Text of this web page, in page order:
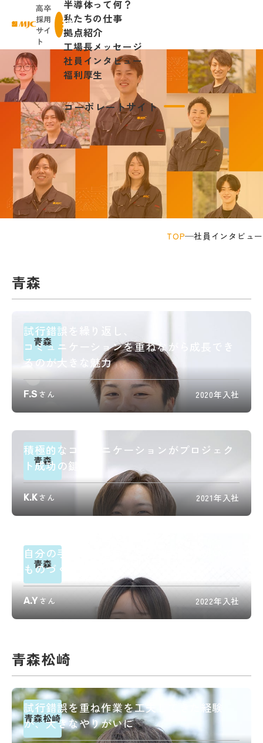
株式会社日本マイクロニクス
高卒
採用
サイ
ト
menu
半導体って何？
私たちの仕事
拠点紹介
工場長メッセージ
社員インタビュー
福利厚生
コーポレートサイト
TOP 社員インタビュー
青森
青森
試行錯誤を繰り返し、
コミュニケーションを重ねながら成長でき
るのが大きな魅力
F.S さん 2020年入社
青森
積極的なコミュニケーションがプロジェク
ト成功の鍵
K.Kさん 2021年入社
青森
自分の手で製品をつくりたいという想いで
ものづくりの仕事に
A.Yさん 2022年入社
青森松崎
青森松崎
試行錯誤を重ね作業を工夫してきた経験
が、大きなやりがいに